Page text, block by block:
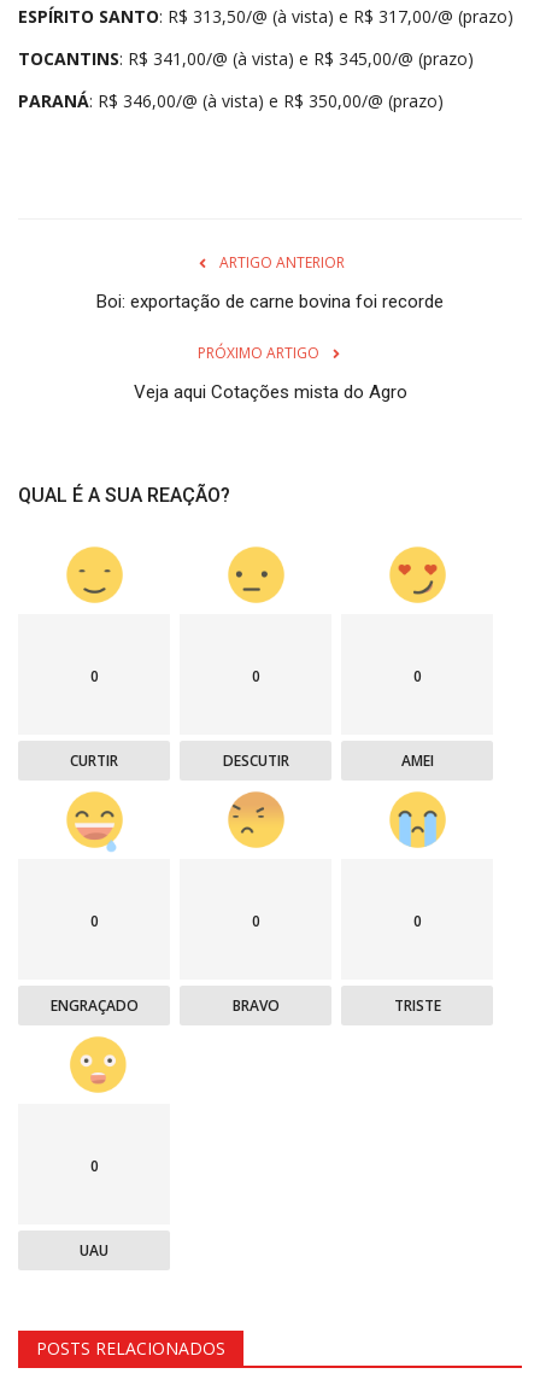
ESPÍRITO SANTO: R$ 313,50/@ (à vista) e R$ 317,00/@ (prazo)
TOCANTINS: R$ 341,00/@ (à vista) e R$ 345,00/@ (prazo)
PARANÁ: R$ 346,00/@ (à vista) e R$ 350,00/@ (prazo)
ARTIGO ANTERIOR
Boi: exportação de carne bovina foi recorde
PRÓXIMO ARTIGO
Veja aqui Cotações mista do Agro
QUAL É A SUA REAÇÃO?
0
CURTIR
0
DESCUTIR
0
AMEI
0
ENGRAÇADO
0
BRAVO
0
TRISTE
0
UAU
POSTS RELACIONADOS